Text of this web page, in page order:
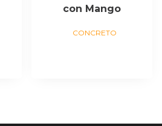
con Mango
CONCRETO